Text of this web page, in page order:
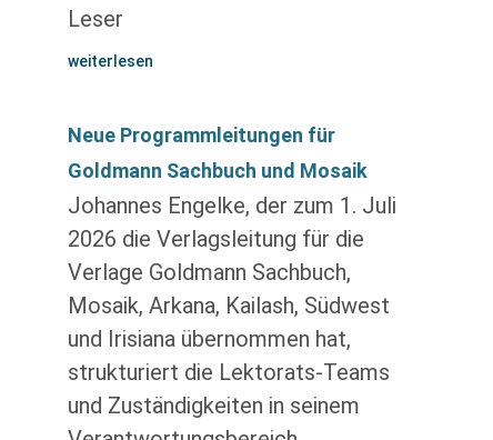
Leser
weiterlesen
Neue Programmleitungen für
Goldmann Sachbuch und Mosaik
Johannes Engelke, der zum 1. Juli
2026 die Verlagsleitung für die
Verlage Goldmann Sachbuch,
Mosaik, Arkana, Kailash, Südwest
und Irisiana übernommen hat,
strukturiert die Lektorats-Teams
und Zuständigkeiten in seinem